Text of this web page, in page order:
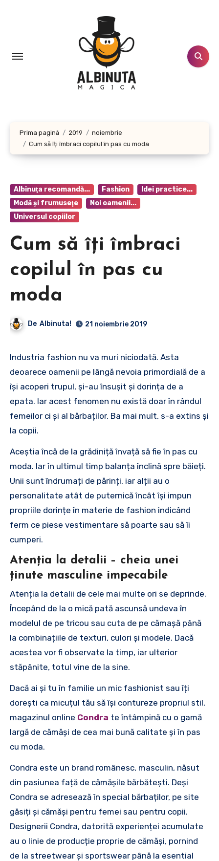
Prima pagină 2019
noiembrie
Cum să îți îmbraci copilul în pas cu moda
Albinuţa recomandă... Fashion
Idei practice...
Modă şi frumuseţe
Noi oamenii...
Universul copiilor
Cum să îți îmbraci
copilul în pas cu
moda
De Albinuta! 21 noiembrie 2019
Industria fashion nu va muri niciodată. Asta
deoarece oamenii pe lângă nevoia primordială de a
își acoperi trupul, și-au însușit și dorința de a
epata. Iar acest fenomen nu există doar în rândul
femeilor ci și al bărbaților. Ba mai mult, s-a extins și
la copii.
Aceștia încă de la grădiniță învață să fie în pas cu
moda. Iar în ultimul timp balanța înclină spre băieți.
Unii sunt îndrumați de părinți, iar alții au o
personalitate atât de puternică încât își impun
propriile dorințe în materie de fashion indicând
ferm ce piese vestimentare să poarte sau să îi
cumperi.
Atenția la detalii – cheia unei
ținute masculine impecabile
Atenția la detalii de cele mai multe ori se deprinde.
Începând de la o mică pată ascunsă undeva în
modelul de pe tricou sau cuta de pe cămașă până
la combinațiile de texturi, culori și modele. Dacă
acestea vor fi observate la timp, iar ulterior
stăpânite, totul vine de la sine.
Dacă ai și tu în familie un mic fashionist sau îți
dorești ca micuțul tău să își contureze propriul stil,
magazinul online Condra te întâmpină cu o gamă
largă de cămăși de cea mai bună calitate și în pas
cu moda.
Condra este un brand românesc, masculin, năsut
din pasiunea față de cămășile bărbătești. Deși
Condra se adresează în special bărbaților, pe site
găsiți și cămăși pentru femei sau pentru copii.
Designerii Condra, datorită experienței acumulate
au o linie de producție proprie de cămăși, pornind
de la streetwear și sportswear până la esential